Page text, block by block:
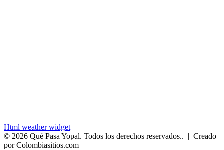
Html weather widget
© 2026 Qué Pasa Yopal. Todos los derechos reservados.. | Creado
por Colombiasitios.com